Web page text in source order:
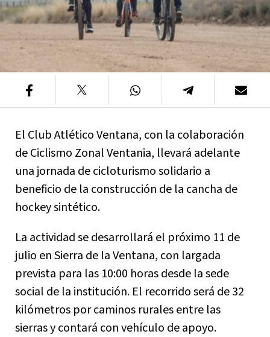
El Club Atlético Ventana, con la colaboración
de Ciclismo Zonal Ventania, llevará adelante
una jornada de cicloturismo solidario a
beneficio de la construcción de la cancha de
hockey sintético.
La actividad se desarrollará el próximo 11 de
julio en Sierra de la Ventana, con largada
prevista para las 10:00 horas desde la sede
social de la institución. El recorrido será de 32
kilómetros por caminos rurales entre las
sierras y contará con vehículo de apoyo.